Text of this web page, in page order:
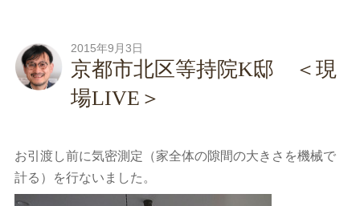
2015年9月3日
京都市北区等持院K邸 ＜現
場LIVE＞
お引渡し前に気密測定（家全体の隙間の大きさを機械で
計る）を行ないました。